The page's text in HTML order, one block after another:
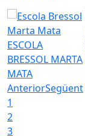
ESCOLA
BRESSOL MARTA
MATA
AnteriorSegüent
1
2
3